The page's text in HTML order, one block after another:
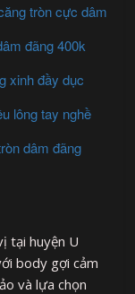
tròn cực dâm
đãng 400k
xinh đầy dục
lông tay nghề
dâm đãng
tại huyện U
body gợi cảm
và lựa chọn